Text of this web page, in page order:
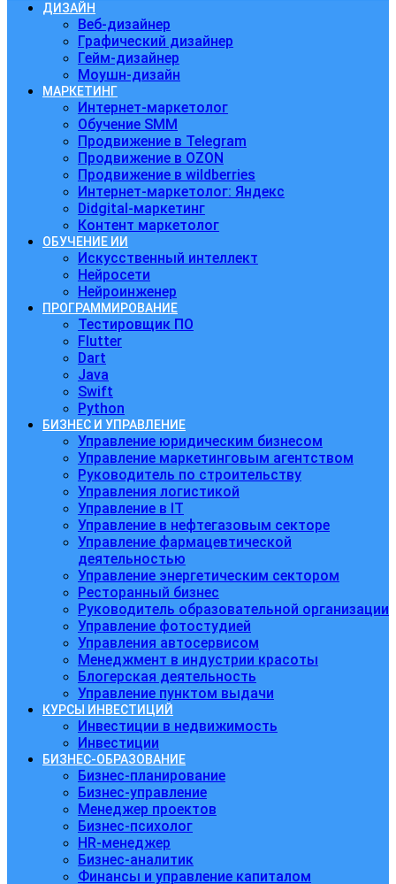
ДИЗАЙН
Веб-дизайнер
Графический дизайнер
Гейм-дизайнер
Моушн-дизайн
МАРКЕТИНГ
Интернет-маркетолог
Обучение SMM
Продвижение в Telegram
Продвижение в OZON
Продвижение в wildberries
Интернет-маркетолог: Яндекс
Didgital-маркетинг
Контент маркетолог
ОБУЧЕНИЕ ИИ
Искусственный интеллект
Нейросети
Нейроинженер
ПРОГРАММИРОВАНИЕ
Тестировщик ПО
Flutter
Dart
Java
Swift
Python
БИЗНЕС И УПРАВЛЕНИЕ
Управление юридическим бизнесом
Управление маркетинговым агентством
Руководитель по строительству
Управления логистикой
Управление в IT
Управление в нефтегазовым секторе
Управление фармацевтической
деятельностью
Управление энергетическим сектором
Ресторанный бизнес
Руководитель образовательной организации
Управление фотостудией
Управления автосервисом
Менеджмент в индустрии красоты
Блогерская деятельность
Управление пунктом выдачи
КУРСЫ ИНВЕСТИЦИЙ
Инвестиции в недвижимость
Инвестиции
БИЗНЕС-ОБРАЗОВАНИЕ
Бизнес-планирование
Бизнес-управление
Менеджер проектов
Бизнес-психолог
HR-менеджер
Бизнес-аналитик
Финансы и управление капиталом